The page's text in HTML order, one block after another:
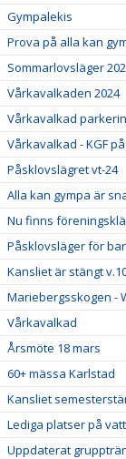
Gympalekis
Prova på alla kan
Sommarlovsläger
Vårkavalkaden 2024
Vårkavalkad
Vårkavalkad - KGF
Påsklovslägret vt-24
Alla kan gympa är
Nu finns
Påsklovsläger för
Kansliet är stängt
Mariebergsskogen -
Vårkavalkad
Årsmöte 18 mars
60+ mässa Karlstad
Kansliet
Lediga platser på
Uppdaterat